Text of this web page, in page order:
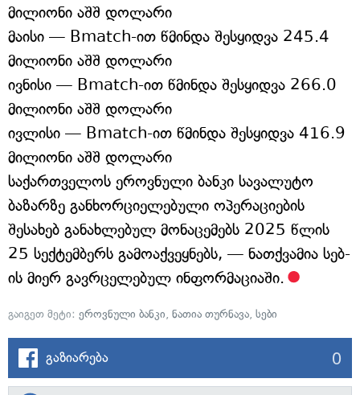
მილიონი აშშ დოლარი
მაისი — Bmatch-ით წმინდა შესყიდვა 245.4
მილიონი აშშ დოლარი
ივნისი — Bmatch-ით წმინდა შესყიდვა 266.0
მილიონი აშშ დოლარი
ივლისი — Bmatch-ით წმინდა შესყიდვა 416.9
მილიონი აშშ დოლარი
საქართველოს ეროვნული ბანკი სავალუტო
ბაზარზე განხორციელებული ოპერაციების
შესახებ განახლებულ მონაცემებს 2025 წლის
25 სექტემბერს გამოაქვეყნებს, — ნათქვამია სებ-
ის მიერ გავრცელებულ ინფორმაციაში.
გაიგეთ მეტი: ეროვნული ბანკი, ნათია თურნავა, სები
გაზიარება 0